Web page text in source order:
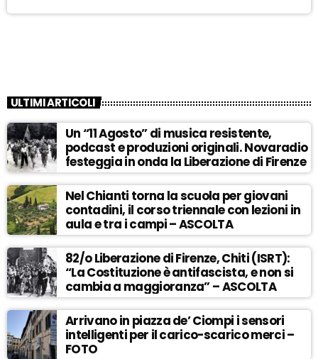
ULTIMI ARTICOLI
Un “11 Agosto” di musica resistente,
podcast e produzioni originali. Novaradio
festeggia in onda la Liberazione di Firenze
Nel Chianti torna la scuola per giovani
contadini, il corso triennale con lezioni in
aula e tra i campi – ASCOLTA
82/o Liberazione di Firenze, Chiti (ISRT):
“La Costituzione è antifascista, e non si
cambia a maggioranza” – ASCOLTA
Arrivano in piazza de’ Ciompi i sensori
intelligenti per il carico-scarico merci –
FOTO